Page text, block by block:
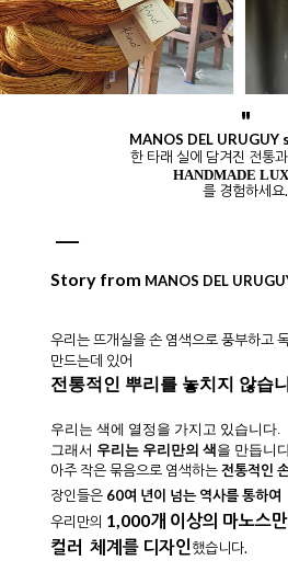
"
MANOS DEL
한 타래 실에 담겨진 전통
HANDMADE
를 경험하세요.
Story from MANOS DEL
우리는 뜨개실을 손 염색으로 풍부하고
만드는데 있어
전통적인 뿌리를 놓치지 않습
우리는 색에 열정을 가지고 있습니다.
그래서 우리는 우리만의 색 을 만듭니
아주 작은 묶음으로 염색하는전통적인
장인들은 60여 년이 넘는 역사를 통하여
우리만의 1,000개 이상의 마노스
컬러 체계를 디자인했습니다.